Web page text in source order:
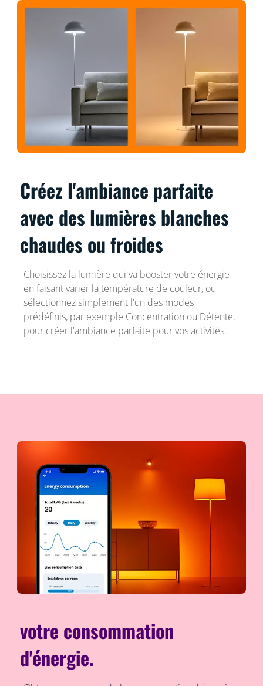
Créez l'ambiance parfaite
avec des lumières blanches
chaudes ou froides
Choisissez la lumière qui va booster votre énergie
en faisant varier la température de couleur, ou
sélectionnez simplement l'un des modes
prédéfinis, par exemple Concentration ou Détente,
pour créer l'ambiance parfaite pour vos activités.
votre consommation
d'énergie.